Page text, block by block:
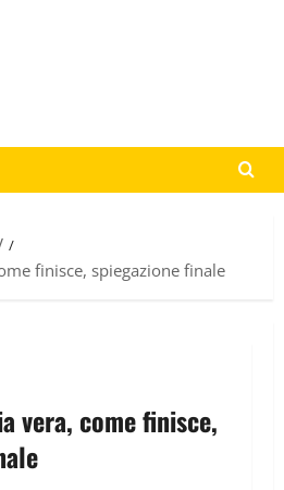
finisce, spiegazione finale
vera, come finisce,